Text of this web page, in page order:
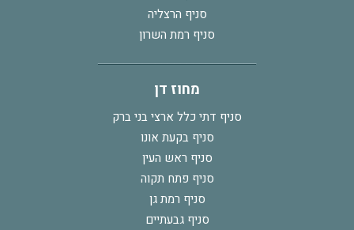
סניף הרצליה
סניף רמת השרון
מחוז דן
סניף דתי כלל ארצי בני ברק
סניף בקעת אונו
סניף ראש העין
סניף פתח תקוה
סניף רמת גן
סניף גבעתיים